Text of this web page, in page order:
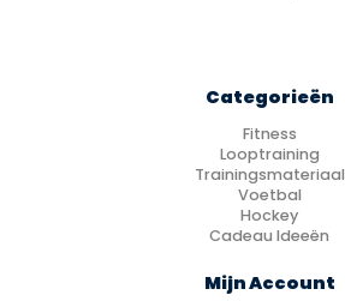
Categorieën
Fitness
Looptraining
Trainingsmateriaal
Voetbal
Hockey
Cadeau Ideeën
Mijn Account